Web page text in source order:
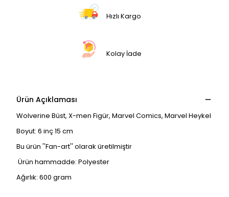
Hızlı Kargo
Kolay İade
Ürün Açıklaması
Wolverine Büst, X-men Figür, Marvel Comics, Marvel Heykel
Boyut: 6 inç 15 cm
Bu ürün ''Fan-art'' olarak üretilmiştir
Ürün hammadde: Polyester
Ağırlık: 600 gram